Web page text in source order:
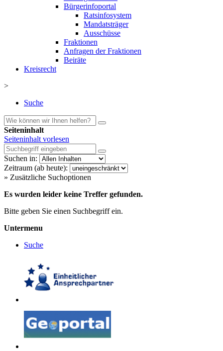
Bürgerinfoportal
Ratsinfosystem
Mandatsträger
Ausschüsse
Fraktionen
Anfragen der Fraktionen
Beiräte
Kreisrecht
>
Suche
Seiteninhalt
Seiteninhalt vorlesen
Suchen in:
Zeitraum (ab heute):
» Zusätzliche Suchoptionen
Es wurden leider keine Treffer gefunden.
Bitte geben Sie einen Suchbegriff ein.
Untermenu
Suche